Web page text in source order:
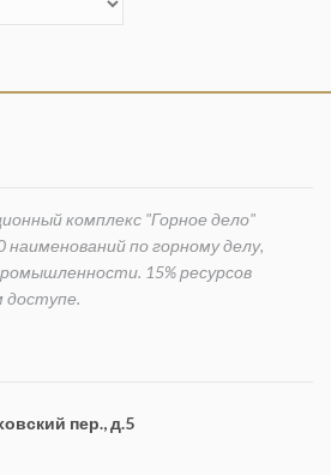
комплекс "Горное дело"
по горному делу,
15% ресурсов
доступе.
пер., д.5